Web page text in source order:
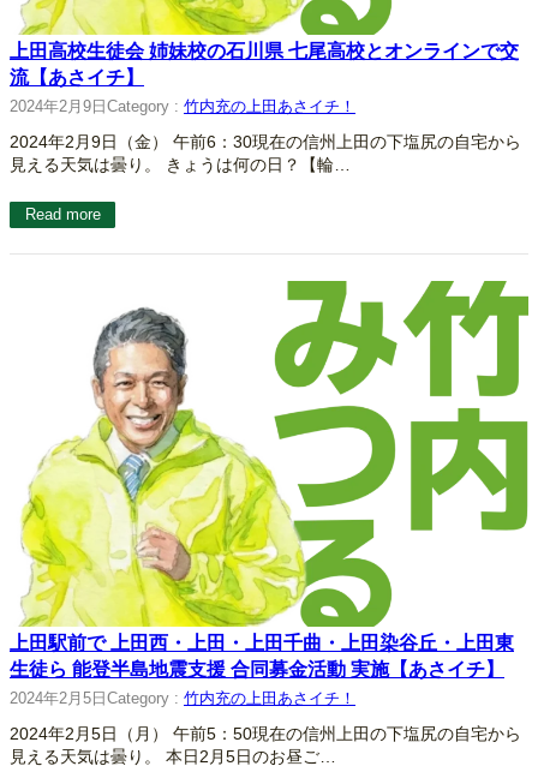
上田高校生徒会 姉妹校の石川県 七尾高校とオンラインで交
流【あさイチ】
2024年2月9日 Category : 竹内充の上田あさイチ！
2024年2月9日（金） 午前6：30現在の信州上田の下塩尻の自宅から
見える天気は曇り。 きょうは何の日？【輪…
Read more
上田駅前で 上田西・上田・上田千曲・上田染谷丘・上田東
生徒ら 能登半島地震支援 合同募金活動 実施【あさイチ】
2024年2月5日 Category : 竹内充の上田あさイチ！
2024年2月5日（月） 午前5：50現在の信州上田の下塩尻の自宅から
見える天気は曇り。 本日2月5日のお昼ご…